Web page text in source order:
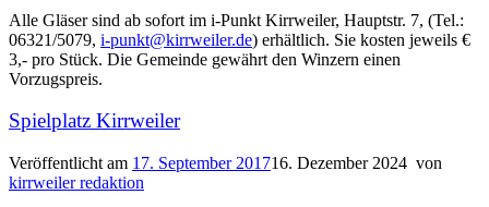
Alle Gläser sind ab sofort im i-Punkt Kirrweiler, Hauptstr. 7, (Tel.:
06321/5079, i-punkt@kirrweiler.de) erhältlich. Sie kosten jeweils €
3,- pro Stück. Die Gemeinde gewährt den Winzern einen
Vorzugspreis.
Spielplatz Kirrweiler
Veröffentlicht am 17. September 201716. Dezember 2024 von
kirrweiler redaktion